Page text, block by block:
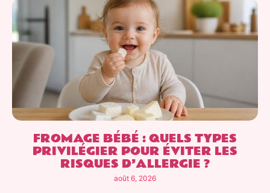
FROMAGE BÉBÉ : QUELS TYPES
PRIVILÉGIER POUR ÉVITER LES
RISQUES D’ALLERGIE ?
août 6, 2026